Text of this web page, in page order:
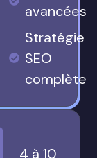
avancées
Stratégie
SEO
complète
4 à 10